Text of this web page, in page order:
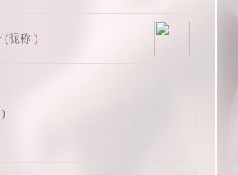
Tieba